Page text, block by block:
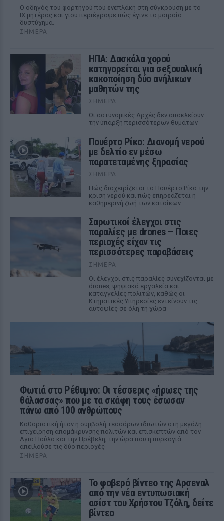
Ο οδηγός του φορτηγού που ενεπλάκη στη σύγκρουση με το
ΙΧ μητέρας και γιου περιέγραψε πώς έγινε το μοιραίο
δυστύχημα.
ΣΉΜΕΡΑ
ΗΠΑ: Δασκάλα χορού
κατηγορείται για σeξουαλική
κακοποίηση δύο ανήλικων
μαθητών της
ΣΉΜΕΡΑ
Οι αστυνομικές Αρχές δεν αποκλείουν
την ύπαρξη περισσότερων θυμάτων
Πουέρτο Ρίκο: Διανομή νερού
με δελτίο εν μέσω
παρατεταμένης ξηρασίας
ΣΉΜΕΡΑ
Πώς διαχειρίζεται το Πουέρτο Ρίκο την
κρίση νερού και πώς επηρεάζεται η
καθημερινή ζωή των κατοίκων
Σαρωτικοί έλεγχοι στις
παραλίες με drones – Ποιες
περιοχές είχαν τις
περισσότερες παραβάσεις
ΣΉΜΕΡΑ
Οι έλεγχοι στις παραλίες συνεχίζονται με
drones, ψηφιακά εργαλεία και
καταγγελίες πολιτών, καθώς οι
Κτηματικές Υπηρεσίες εντείνουν τις
αυτοψίες σε όλη τη χώρα
Φωτιά στο Ρέθυμνο: Οι τέσσερις «ήρωες της
θάλασσας» που με τα σκάφη τους έσωσαν
πάνω από 100 ανθρώπους
Καθοριστική ήταν η συμβολή τεσσάρων ιδιωτών στη μεγάλη
επιχείρηση απομάκρυνσης πολιτών και επισκεπτών από τον
Αγιο Παύλο και την Πρέβελη, την ώρα που η πυρκαγιά
απειλούσε τις δύο περιοχές
ΣΉΜΕΡΑ
Το φοβερό βίντεο της Αρσεναλ
από την νέα εντυπωσιακή
ασίστ του Χρήστου Τζόλη, δείτε
βίντεο